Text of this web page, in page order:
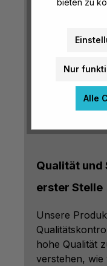
die bestellten
Qualität und
erster Stelle
Unsere
hohe Qualität
verstehen, wie
bieten zu
Nur
Alle